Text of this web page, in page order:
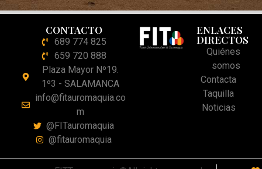
CONTACTO
689 774 825
659 720 888
Plaza Mayor Nº19.
1º3 - SALAMANCA
info@fitauromaquia.co
m
@FITauromaquia
@fitauromaquia
ENLACES
DIRECTOS
Quiénes
somos
Contacta
Taquilla
Noticias